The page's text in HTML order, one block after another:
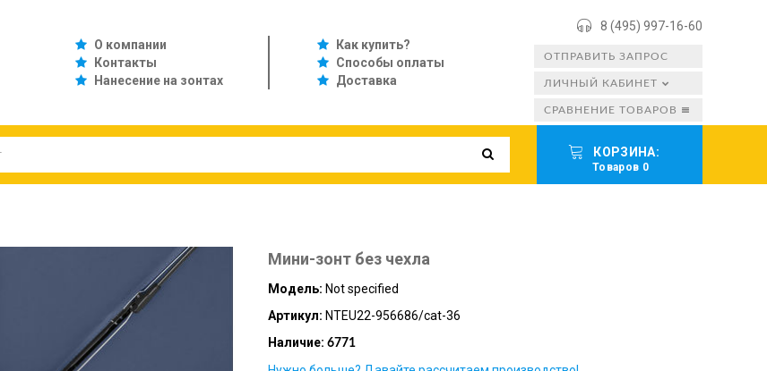
О компании
Контакты
Нанесение на зонтах
Как купить?
Способы оплаты
Доставка
8 (495) 997-16-60
ОТПРАВИТЬ ЗАПРОС
СРАВНЕНИЕ ТОВАРОВ
ЛИЧНЫЙ КАБИНЕТ
КОРЗИНА:
Товаров 0
Мини-зонт без чехла
Модель: Not specified
Артикул: NTEU22-956686/cat-36
Наличие: 6771